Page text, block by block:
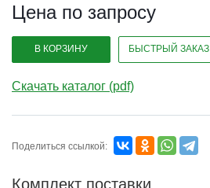
Цена по запросу
В КОРЗИНУ БЫСТРЫЙ ЗАКАЗ
Скачать каталог (pdf)
Поделиться ссылкой:
Комплект поставки